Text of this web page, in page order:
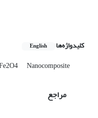
کلیدواژه‌ها English
Nanocomposite
مراجع